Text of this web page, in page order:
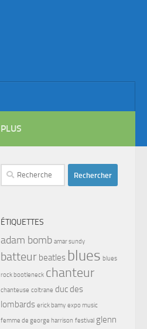
PLUS
Rechercher :
ÉTIQUETTES
adam bomb amar sundy
batteur beatles blues blues
rock bootleneck chanteur
chanteuse coltrane duc des
lombards erick bamy expo music
femme de george harrison festival glenn